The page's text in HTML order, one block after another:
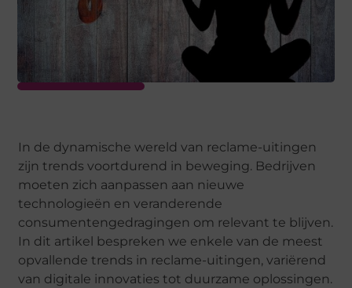
In de dynamische wereld van reclame-uitingen
zijn trends voortdurend in beweging. Bedrijven
moeten zich aanpassen aan nieuwe
technologieën en veranderende
consumentengedragingen om relevant te blijven.
In dit artikel bespreken we enkele van de meest
opvallende trends in reclame-uitingen, variërend
van digitale innovaties tot duurzame oplossingen.